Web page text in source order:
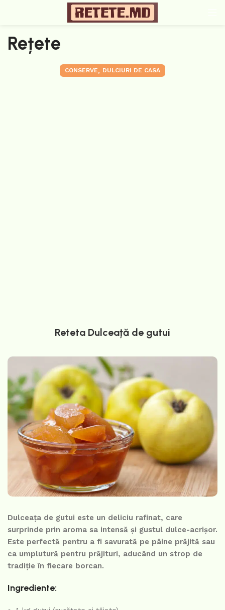
Rețete
CONSERVE, DULCIURI DE CASA
Reteta Dulceață de gutui
Dulceața de gutui este un deliciu rafinat, care
surprinde prin aroma sa intensă și gustul dulce-acrișor.
Este perfectă pentru a fi savurată pe pâine prăjită sau
ca umplutură pentru prăjituri, aducând un strop de
tradiție în fiecare borcan.
Ingrediente: